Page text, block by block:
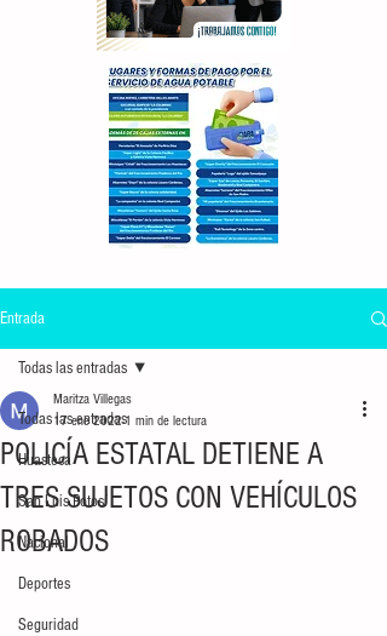
Entrada
Todas las entradas
Huasteca
San Luis Potosí
Nacional
Deportes
Seguridad
Todas las entradas
POLICÍA ESTATAL DETIENE A
TRES SUJETOS CON VEHÍCULOS
ROBADOS
Maritza Villegas
17 ene 20221 min de lectura